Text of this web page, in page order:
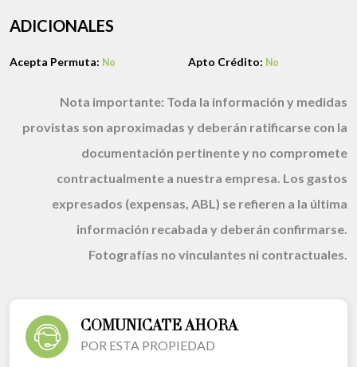
ADICIONALES
Acepta Permuta: No Apto Crédito: No
Nota importante: Toda la información y medidas
provistas son aproximadas y deberán ratificarse con la
documentación pertinente y no compromete
contractualmente a nuestra empresa. Los gastos
expresados (expensas, ABL) se refieren a la última
información recabada y deberán confirmarse.
Fotografías no vinculantes ni contractuales.
COMUNICATE AHORA
POR ESTA PROPIEDAD